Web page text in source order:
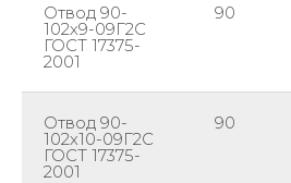
Отвод 90-
102х9-09Г2С
ГОСТ 17375-
2001
90
Отвод 90-
102х10-09Г2С
ГОСТ 17375-
2001
90